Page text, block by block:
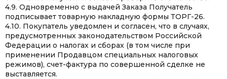
4.9. Одновременно с выдачей Заказа Получатель
подписывает товарную накладную формы ТОРГ-26.
4.10. Покупатель уведомлен и согласен, что в случаях,
предусмотренных законодательством Российской
Федерации о налогах и сборах (в том числе при
применении Продавцом специальных налоговых
режимов), счет-фактура по совершенной сделке не
выставляется.